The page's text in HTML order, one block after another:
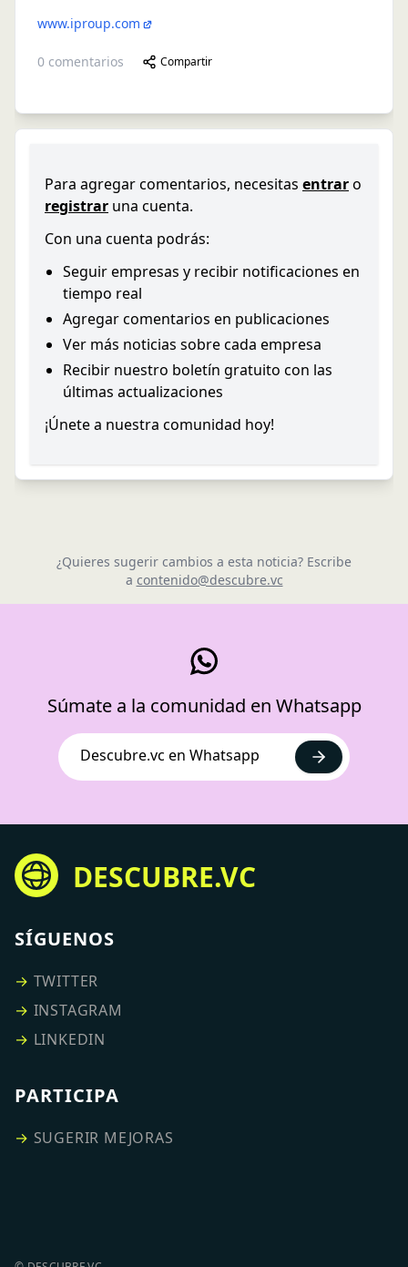
www.iproup.com
0 comentarios Compartir
Para agregar comentarios, necesitas entraro
registrar una cuenta.
Con una cuenta podrás:
Seguir empresas y recibir notificaciones en
tiempo real
Agregar comentarios en publicaciones
Ver más noticias sobre cada empresa
Recibir nuestro boletín gratuito con las
últimas actualizaciones
¡Únete a nuestra comunidad hoy!
¿Quieres sugerir cambios a esta noticia? Escribe
a contenido@descubre.vc
Súmate a la comunidad en Whatsapp
Descubre.vc en Whatsapp
DESCUBRE.VC
SÍGUENOS
→ TWITTER
→ INSTAGRAM
→ LINKEDIN
PARTICIPA
→ SUGERIR MEJORAS